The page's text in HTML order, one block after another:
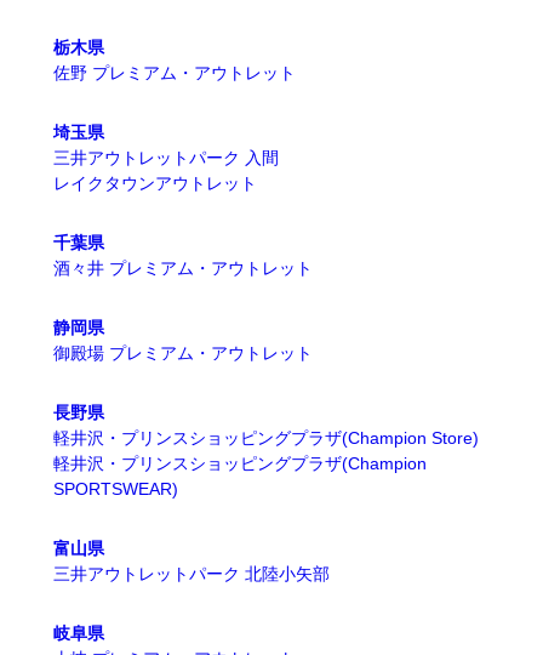
栃木県
佐野 プレミアム・アウトレット
埼玉県
三井アウトレットパーク 入間
レイクタウンアウトレット
千葉県
酒々井 プレミアム・アウトレット
静岡県
御殿場 プレミアム・アウトレット
長野県
軽井沢・プリンスショッピングプラザ(Champion Store)
軽井沢・プリンスショッピングプラザ(Champion
SPORTSWEAR)
富山県
三井アウトレットパーク 北陸小矢部
岐阜県